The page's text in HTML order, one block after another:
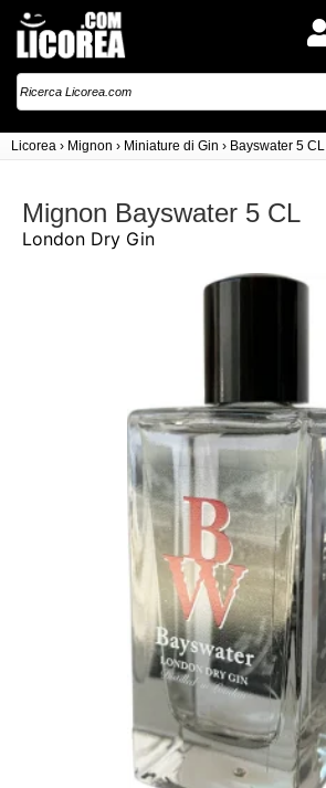
Licorea › Mignon › Miniature di Gin › Bayswater 5 CL
Mignon Bayswater 5 CL
London Dry Gin